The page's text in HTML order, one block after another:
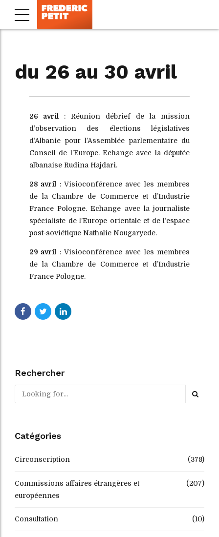
du 26 au 30 avril
26 avril
: Réunion débrief de la mission
d’observation des élections législatives
d’Albanie pour l’Assemblée parlementaire du
Conseil de l’Europe. Echange avec la députée
albanaise Rudina Hajdari.
28 avril
: Visioconférence avec les membres
de la Chambre de Commerce et d’Industrie
France Pologne. Echange avec la journaliste
spécialiste de l’Europe orientale et de l’espace
post-soviétique Nathalie Nougaryede.
29 avril
: Visioconférence avec les membres
de la Chambre de Commerce et d’Industrie
France Pologne.
Rechercher
Catégories
Circonscription (378)
Commissions affaires étrangères et
européennes
(207)
Consultation (10)